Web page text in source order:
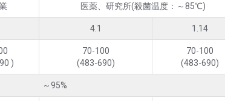
医薬、研究所(殺菌温度：～85℃)
4.1 1.14
)
70-100
(483-690)
70-100
(483-690)
～95%